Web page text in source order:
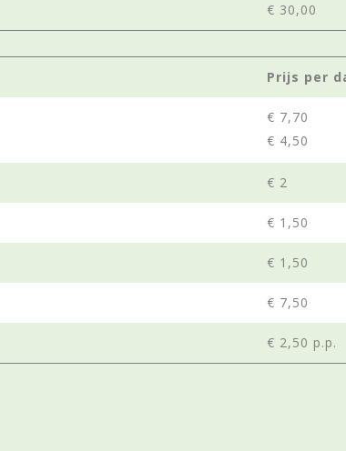
€ 30,00
Prijs per
€ 7,70
€ 4,50
€ 2
€ 1,50
€ 1,50
€ 7,50
€ 2,50 p.p.